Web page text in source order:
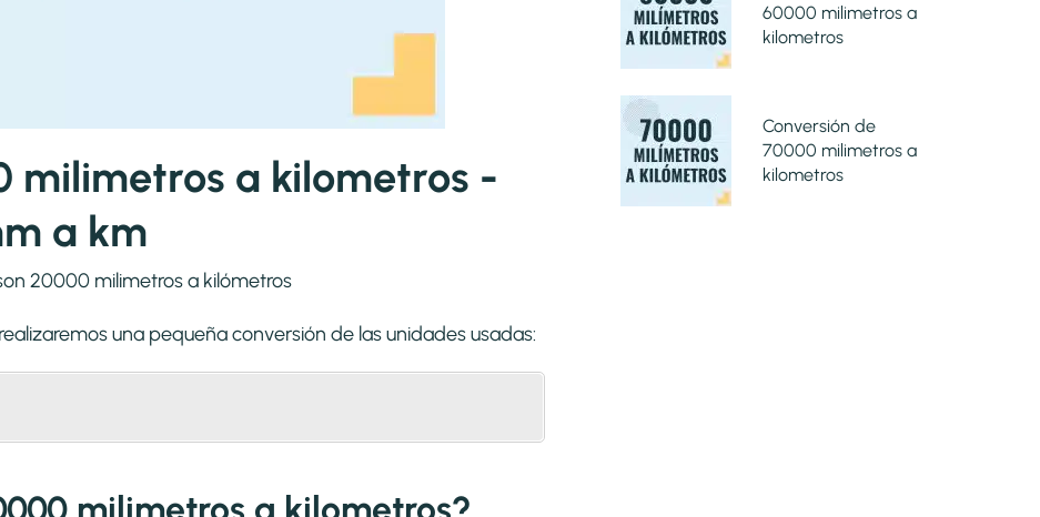
milimetros a kilometros -
a km
una pequeña conversión de las unidades usadas:
60000 milimetros a
kilometros
Conversión de
70000 milimetros a
kilometros